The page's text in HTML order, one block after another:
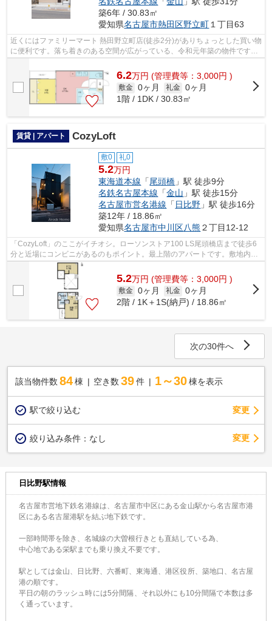
築6年 / 30.83㎡
愛知県名古屋市熱田区野立町 １丁目63
近くにはファミリーマート 熱田野立町店(徒歩2分)がありちょっとした買い物
に便利です。落ち着きのある空間が広がっている、令和元年築の物件です。
こちらの物件はアパートです。忙し...
6.2万円 (管理費等：3,000円 )
敷金 0ヶ月 礼金 0ヶ月
1階 / 1DK / 30.83㎡
賃貸 | アパート CozyLoft
敷0 礼0
5.2万円
東海道本線 「尾頭橋 」駅 徒歩9分
名鉄名古屋本線 「金山 」駅 徒歩15分
名古屋市営名港線 「 日比野 」駅 徒歩16分
築12年 / 18.86㎡
愛知県名古屋市中川区八熊 ２丁目12-12
「CozyLoft」のここがイチオシ。ローソンストア100 LS尾頭橋店まで徒歩6
分と近場にコンビニがあるのもポイント。最上階のアパートです。敷地内ご
み置き場は、ごみを捨てる手間を減らし...
5.2万円 (管理費等：3,000円 )
敷金 0ヶ月 礼金 0ヶ月
2階 / 1K＋1S(納戸) / 18.86㎡
次の30件へ
該当物件数 84棟 空き数 39 件 1～30 棟を表示
駅で絞り込む 変更
絞り込み条件： なし 変更
日比野駅情報
名古屋市営地下鉄名港線は、名古屋市中区にある金山駅から名古屋市港
区にある名古屋港駅を結ぶ地下鉄です。
一部時間帯を除き、名城線の大曽根行きとも直結している為、
中心地である栄駅までも乗り換え不要です。
駅としては金山、日比野、六番町、東海通、港区役所、築地口、名古屋
港の順です。
平日の朝のラッシュ時には5分間隔、それ以外にも10分間隔で本数は多
く通っています。